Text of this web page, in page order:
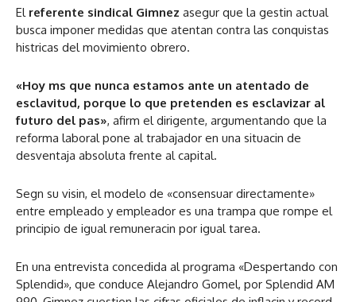
El referente sindical Gimnez asegur que la gestin actual
busca imponer medidas que atentan contra las conquistas
histricas del movimiento obrero.
«Hoy ms que nunca estamos ante un atentado de
esclavitud, porque lo que pretenden es esclavizar al
futuro del pas», afirm el dirigente, argumentando que la
reforma laboral pone al trabajador en una situacin de
desventaja absoluta frente al capital.
Segn su visin, el modelo de «consensuar directamente»
entre empleado y empleador es una trampa que rompe el
principio de igual remuneracin por igual tarea.
En una entrevista concedida al programa «Despertando con
Splendid», que conduce Alejandro Gomel, por Splendid AM